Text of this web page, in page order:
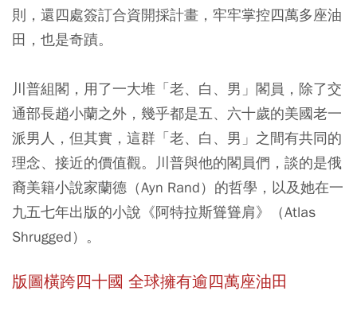
則，還四處簽訂合資開採計畫，牢牢掌控四萬多座油
田，也是奇蹟。
川普組閣，用了一大堆「老、白、男」閣員，除了交
通部長趙小蘭之外，幾乎都是五、六十歲的美國老一
派男人，但其實，這群「老、白、男」之間有共同的
理念、接近的價值觀。川普與他的閣員們，談的是俄
裔美籍小說家蘭德（Ayn Rand）的哲學，以及她在一
九五七年出版的小說《阿特拉斯聳聳肩》（Atlas
Shrugged）。
版圖橫跨四十國 全球擁有逾四萬座油田